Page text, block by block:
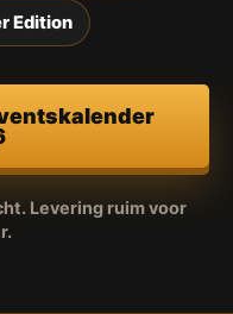
Edition
Levering ruim voor